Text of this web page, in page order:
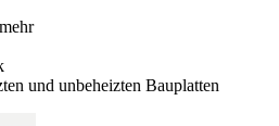
und unbeheizten Bauplatten